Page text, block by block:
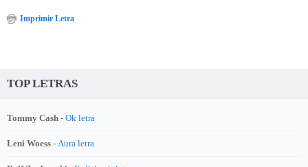
Imprimir Letra
TOP LETRAS
Tommy Cash - Ok letra
Leni Woess - Aura letra